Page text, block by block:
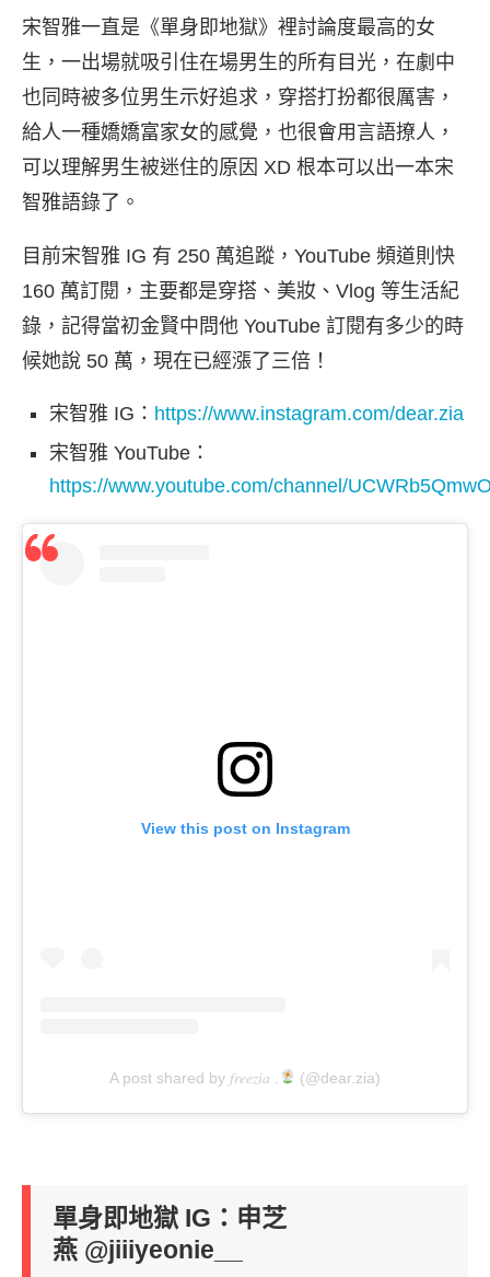
宋智雅一直是《單身即地獄》裡討論度最高的女
生，一出場就吸引住在場男生的所有目光，在劇中
也同時被多位男生示好追求，穿搭打扮都很厲害，
給人一種嬌嬌富家女的感覺，也很會用言語撩人，
可以理解男生被迷住的原因 XD 根本可以出一本宋
智雅語錄了。
目前宋智雅 IG 有 250 萬追蹤，YouTube 頻道則快
160 萬訂閱，主要都是穿搭、美妝、Vlog 等生活紀
錄，記得當初金賢中問他 YouTube 訂閱有多少的時
候她說 50 萬，現在已經漲了三倍！
宋智雅 IG： https://www.instagram.com/dear.zia
宋智雅 YouTube：
https://www.youtube.com/channel/
View this post on Instagram
A post shared by 𝑓𝑟𝑒𝑒𝑧𝑖𝑎 . (@dear.zia)
單身即地獄 IG：申芝
燕 @jiiiyeonie__